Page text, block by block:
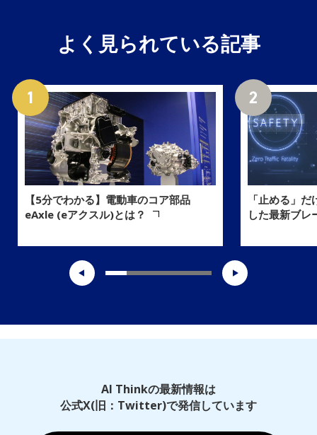
よく見られている記事
【5分でわかる】電動車のコア部品
eAxle (eアクスル)とは？
「止める」
した最新ブレ
AI Thinkの最新情報は
公式X(旧：Twitter)で発信しています